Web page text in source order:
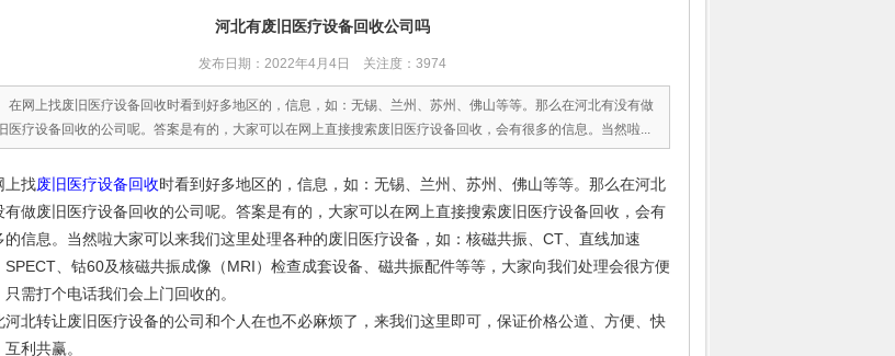
河北有废旧医疗设备回收公司吗
发布日期：2022年4月4日 关注度：3974
网上找废旧医疗设备回收时看到好多地区的，信息，如：无锡、兰州、苏州、佛山等等。那么在河北有没有做
医疗设备回收的公司呢。答案是有的，大家可以在网上直接搜索废旧医疗设备回收，会有很多的信息。当然啦...
上找废旧医疗设备回收时看到好多地区的，信息，如：无锡、兰州、苏州、佛山等等。那么在河北
有做废旧医疗设备回收的公司呢。答案是有的，大家可以在网上直接搜索废旧医疗设备回收，会有
的信息。当然啦大家可以来我们这里处理各种的废旧医疗设备，如：核磁共振、CT、直线加速
SPECT、钴60及核磁共振成像（MRI）检查成套设备、磁共振配件等等，大家向我们处理会很方便
只需打个电话我们会上门回收的。
河北转让废旧医疗设备的公司和个人在也不必麻烦了，来我们这里即可，保证价格公道、方便、快
利共赢。